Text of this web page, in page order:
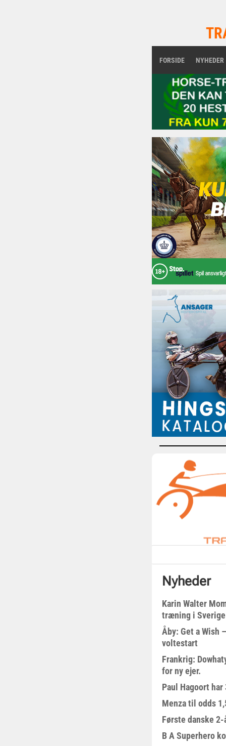
FORSIDE NYHEDER
Nyheder
Karin Walter
træning i Sverige
Åby: Get a Wish
voltestart
Frankrig:
for ny ejer.
Paul Hagoort
Menza til odds
Første danske
B A Superhero